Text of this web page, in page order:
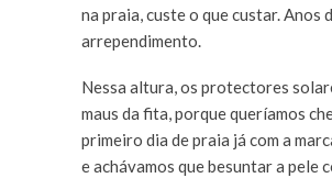
na praia, custe o que custar. Anos
arrependimento.
Nessa altura, os protectores
maus da fita, porque queríamos
primeiro dia de praia já com a
e achávamos que besuntar a pele